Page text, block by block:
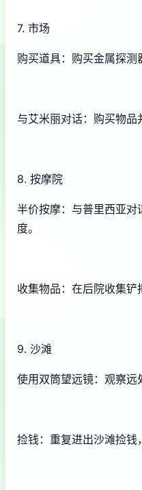
7. 市场
购买道具：购买金属探测
与艾米丽对话：购买物品
8. 按摩院
半价按摩：与普里西亚
度。
收集物品：在后院收集铲
9. 沙滩
使用双筒望远镜：观察远
捡钱：重复进出沙滩捡钱